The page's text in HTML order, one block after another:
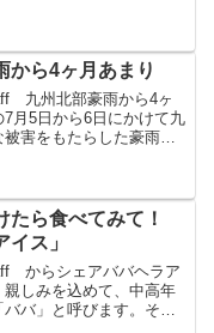
材...
から4ヶ月あまり
九州北部豪雨から4ヶ
7月5日から6日にかけて九
害をもたらした豪雨。
み、大きな農業被害が
たら食べてみて！
イス」
からシェアババヘラア
親しみを込めて、中高年
バ」と呼びます。そし